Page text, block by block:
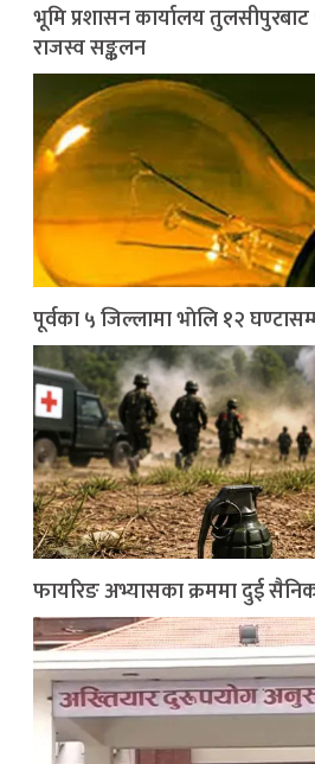
भूमि प्रशासन कार्यालय
राजस्व सङ्कलन
पूर्वका ५ जिल्लामा भाेलि १२
फायरिङ अभ्यासका क्रममा दुई